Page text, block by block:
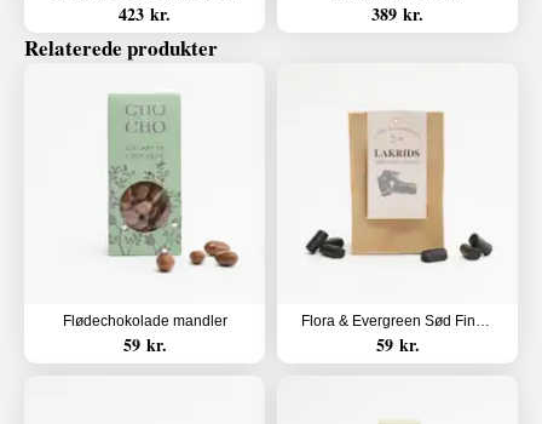
423 kr. 389 kr.
Relaterede produkter
Flødechokolade mandler
59 kr.
Flora & Evergreen Sød Finsk Lakrids
59 kr.